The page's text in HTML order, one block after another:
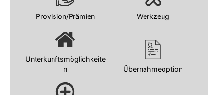
Provision/Prämien Werkzeug
Unterkunftsmöglichkeite
n
Übernahmeoption